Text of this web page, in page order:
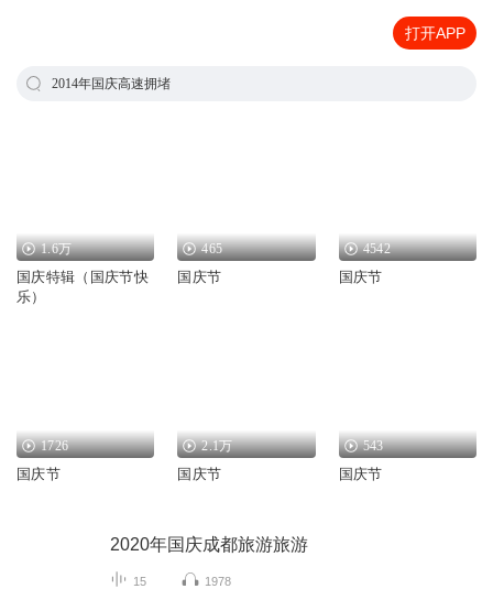
打开APP
2014年国庆高速拥堵
1.6万
国庆特辑（国庆节快
乐）
465
国庆节
4542
国庆节
1726
国庆节
2.1万
国庆节
543
国庆节
2020年国庆成都旅游旅游
15 1978